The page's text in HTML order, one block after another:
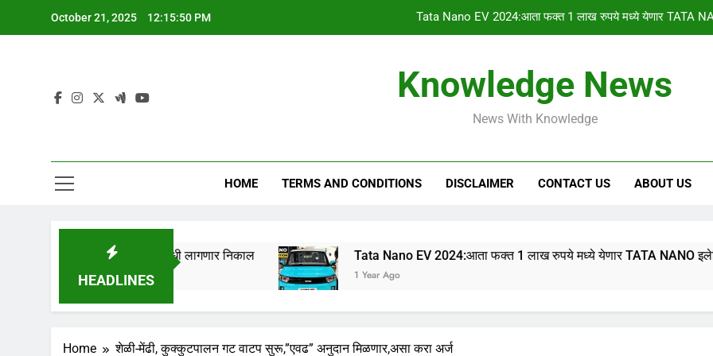
October 21, 2025 12:15:51 PM Tata Nano EV 2024:आता फक्त 1 लाख रुपये मध्ये येणार TATA
gharkul yojana 2024:आपल्या गावची 2023-2024 ची
HSC & SSC Result: 10 वी 12 वी चा निकाल
PM किसान
Knowledge News
News With Knowledge
HOME TERMS AND CONDITIONS DISCLAIMER CONTACT US ABOUT US
HEADLINES
लागणार,येथे पहा कधी लागणार निकाल Tata Nano EV 2024:आता फक्त 1 लाख रुपये मध्ये येणार TATA NANO इलेक्ट्रिक कार,
1 Year Ago
Home शेळी-मेंढी, कुक्कुटपालन गट वाटप सुरू,”एवढ” अनुदान मिळणार,असा करा अर्ज